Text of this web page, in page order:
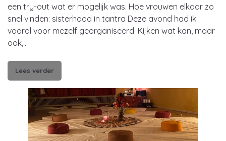
een try-out wat er mogelijk was. Hoe vrouwen elkaar zo
snel vinden: sisterhood in tantra Deze avond had ik
vooral voor mezelf georganiseerd. Kijken wat kan, maar
ook,…
Lees verder